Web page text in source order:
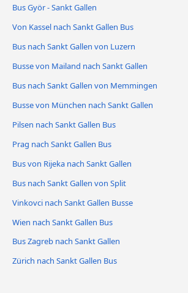
Bus Györ - Sankt Gallen
Von Kassel nach Sankt Gallen Bus
Bus nach Sankt Gallen von Luzern
Busse von Mailand nach Sankt Gallen
Bus nach Sankt Gallen von Memmingen
Busse von München nach Sankt Gallen
Pilsen nach Sankt Gallen Bus
Prag nach Sankt Gallen Bus
Bus von Rijeka nach Sankt Gallen
Bus nach Sankt Gallen von Split
Vinkovci nach Sankt Gallen Busse
Wien nach Sankt Gallen Bus
Bus Zagreb nach Sankt Gallen
Zürich nach Sankt Gallen Bus